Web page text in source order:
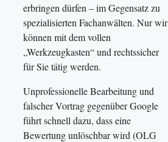
erbringen dürfen – im Gegensatz zu
spezialisierten Fachanwälten. Nur wir
können mit dem vollen
„Werkzeugkasten“ und rechtssicher
für Sie tätig werden.
Unprofessionelle Bearbeitung und
falscher Vortrag gegenüber Google
führt schnell dazu, dass eine
Bewertung unlöschbar wird (OLG